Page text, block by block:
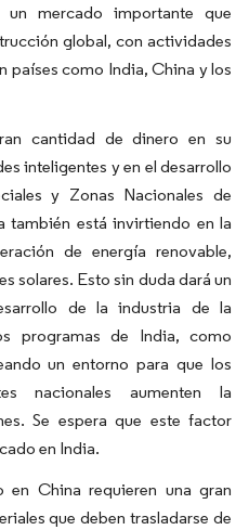
mercado importante que
global, con actividades
países como India, China y los
cantidad de dinero en su
inteligentes y en el desarrollo
y Zonas Nacionales de
también está invirtiendo en la
de energía renovable,
solares. Esto sin duda dará un
de la industria de la
programas de India, como
un entorno para que los
nacionales aumenten la
Se espera que este factor
en India.
en China requieren una gran
que deben trasladarse de